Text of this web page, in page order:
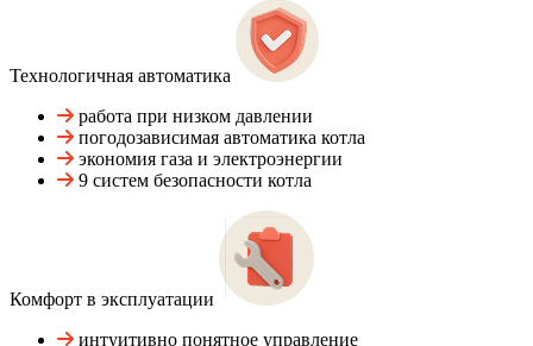
Технологичная автоматика
работа при низком давлении
погодозависимая автоматика котла
экономия газа и электроэнергии
9 систем безопасности котла
Комфорт в эксплуатации
интуитивно понятное управление